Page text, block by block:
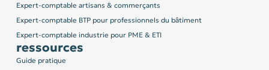
Expert-comptable artisans & commerçants
Expert-comptable BTP pour professionnels du bâtiment
Expert-comptable industrie pour PME & ETI
ressources
Guide pratique